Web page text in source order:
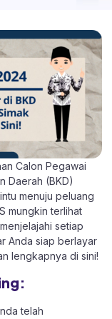
Calon Pegawai
Daerah (BKD)
menuju peluang
mungkin terlihat
setiap
Anda siap berlayar
lengkapnya di sini!
telah